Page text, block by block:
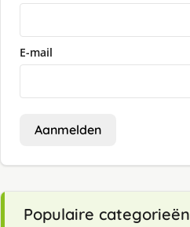
E-mail
Aanmelden
Populaire categorieën